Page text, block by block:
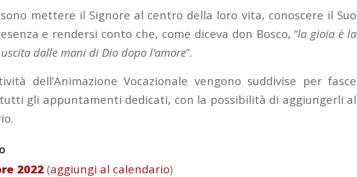
mettere il Signore al centro della loro vita, conoscere il Suo
e rendersi conto che, come diceva don Bosco, “la gioia è la
dalle mani di Dio dopo l’amore”.
dell’Animazione Vocazionale vengono suddivise per fasce
tutti gli appuntamenti dedicati, con la possibilità di aggiungerli al
2022 (aggiungi al calendario)